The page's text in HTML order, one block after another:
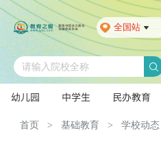
全国站
请输入院校全称
幼儿园 中学生 民办教育
首页 > 基础教育 > 学校动态